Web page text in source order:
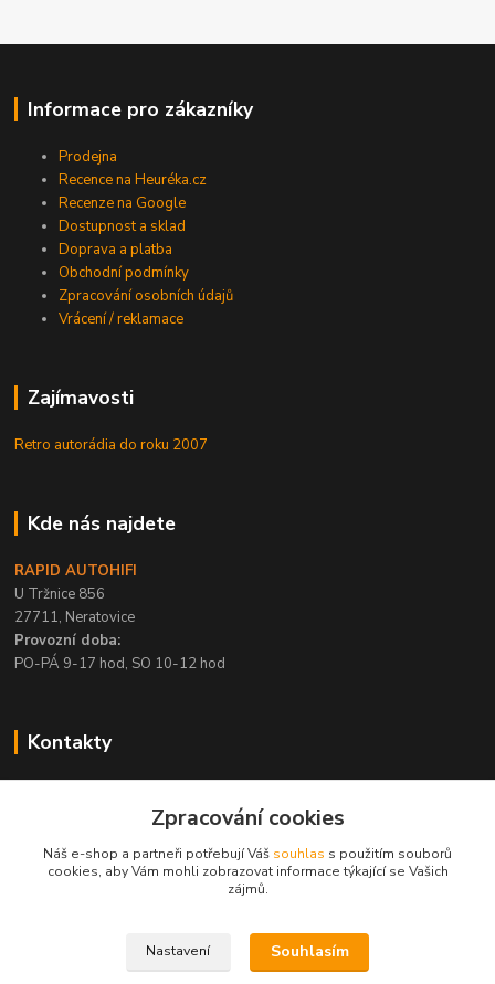
Informace pro zákazníky
Prodejna
Recence na Heuréka.cz
Recenze na Google
Dostupnost a sklad
Doprava a platba
Obchodní podmínky
Zpracování osobních údajů
Vrácení / reklamace
Zajímavosti
Retro autorádia do roku 2007
Kde nás najdete
RAPID AUTOHIFI
U Tržnice 856
27711, Neratovice
Provozní doba:
PO-PÁ 9-17 hod, SO 10-12 hod
Kontakty
PO-PÁ / 9-17 hod, SO 10-12 hod
info@rapid-autohifi.com
Zpracování cookies
Náš e-shop a partneři potřebují Váš souhlas s použitím souborů
cookies, aby Vám mohli zobrazovat informace týkající se Vašich
zájmů.
Nastavení Souhlasím